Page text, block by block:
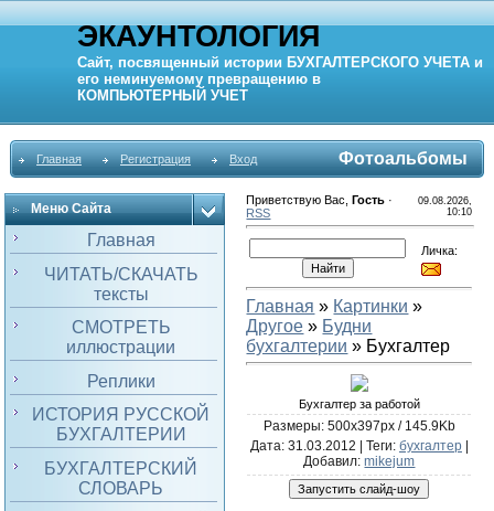
ЭКАУНТОЛОГИЯ
Сайт, посвященный истории БУХГАЛТЕРСКОГО УЧЕТА и
его неминуемому превращению в
КОМПЬЮТЕРНЫЙ УЧЕТ
Главная Регистрация Вход Фотоальбомы
Меню Сайта
Главная
ЧИТАТЬ/СКАЧАТЬ
тексты
СМОТРЕТЬ
иллюстрации
Реплики
ИСТОРИЯ РУССКОЙ
БУХГАЛТЕРИИ
БУХГАЛТЕРСКИЙ
СЛОВАРЬ
Приветствую Вас ,Гость ·
RSS
09.08.2026,
10:10
Личка:
Главная » Картинки »
Другое » Будни
бухгалтерии » Бухгалтер
Бухгалтер за работой
Размеры: 500x397px / 145.9Kb
Дата: 31.03.2012 | Теги: бухгалтер|
Добавил:mikejum